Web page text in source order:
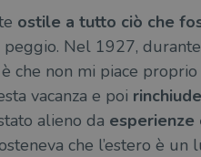
ostile a tutto ciò che
peggio. Nel 1927, durante
è che non mi piace
vacanza e poi
alieno da esperienze
che l’estero è